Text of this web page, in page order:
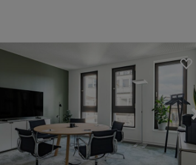
Loading...Loading...